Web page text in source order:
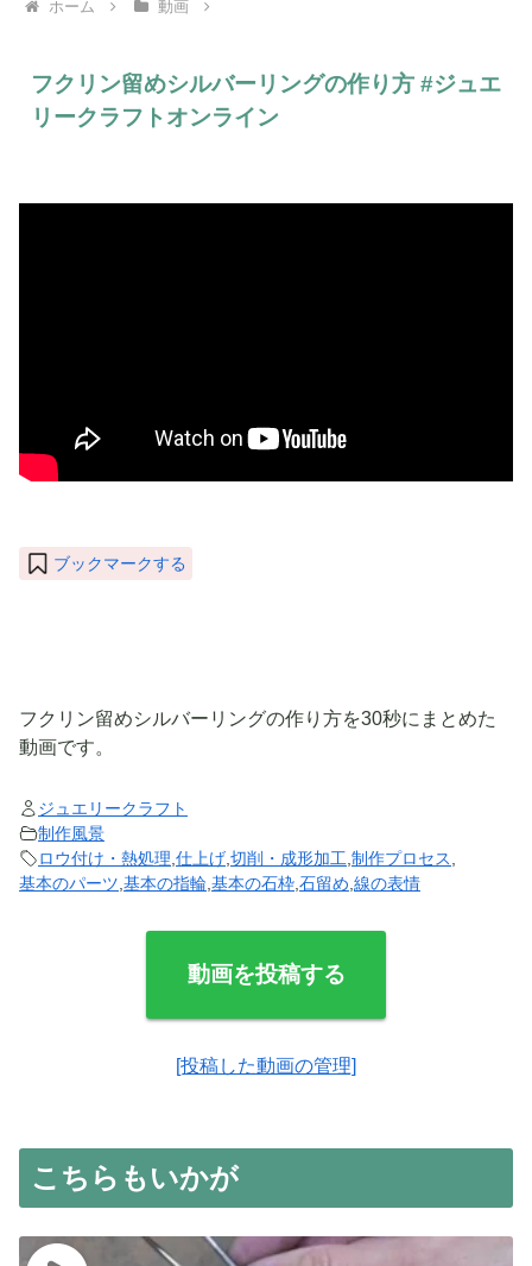
ホーム 動画
フクリン留めシルバーリングの作り方 #ジュエ
リークラフトオンライン
ブックマークする
フクリン留めシルバーリングの作り方を30秒にまとめた
動画です。
ジュエリークラフト
制作風景
ロウ付け・熱処理 仕上げ 切削・成形加工 制作プロセス
基本のパーツ 基本の指輪 基本の石枠 石留め 線の表情
動画を投稿する
[投稿した動画の管理]
こちらもいかが